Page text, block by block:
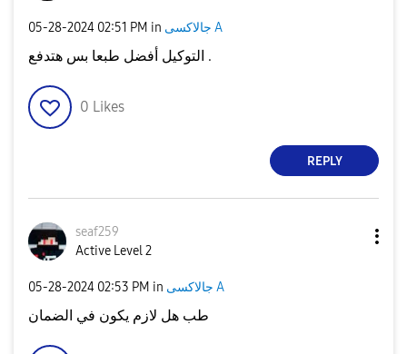
‎05-28-2024 02:51 PM in جالاكسى A
التوكيل أفضل طبعا بس هتدفع .
0 Likes
REPLY
seaf259
Active Level 2
‎05-28-2024 02:53 PM in جالاكسى A
طب هل لازم يكون في الضمان